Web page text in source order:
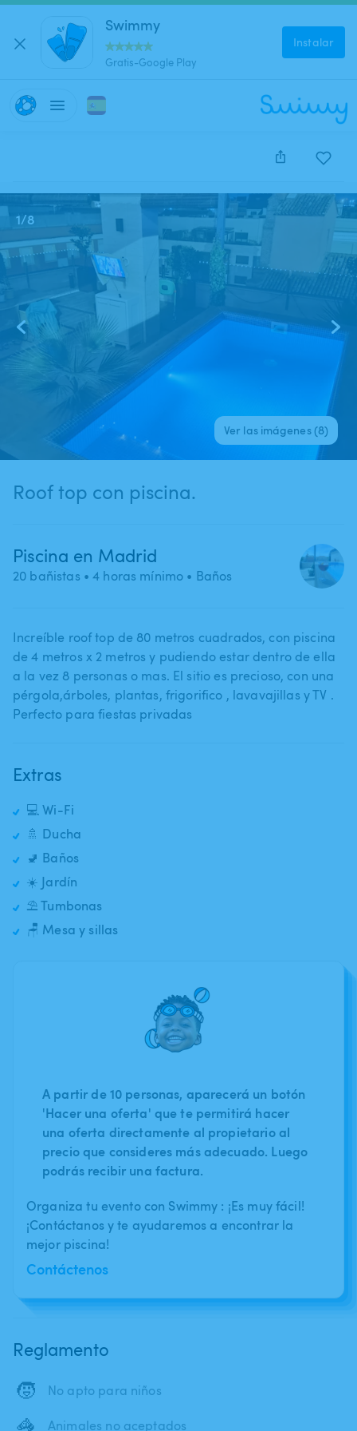
Swimmy
Gratis-Google Play
Instalar
Este anuncio está cerrado y no se puede reservar.
1/8
Ver las imágenes (8)
Roof top con piscina.
Piscina en Madrid
20 bañistas • 4 horas mínimo • Baños
Increíble roof top de 80 metros cuadrados​,​ con piscina
de 4 metros x 2 metros y pudiendo estar dentro de ella
a la vez 8 personas o mas. El sitio es precioso​,​ con una
pérgola​,​árboles​,​ plantas​,​ frigorifico ​,​ lavavajillas y TV .
Perfecto para fiestas privadas
Extras
💻 Wi-Fi
🚿 Ducha
🚽 Baños
☀️ Jardín
⛱️ Tumbonas
🪑 Mesa y sillas
A partir de 10 personas, aparecerá un botón
'Hacer una oferta' que te permitirá hacer
una oferta directamente al propietario al
precio que consideres más adecuado. Luego
podrás recibir una factura.
Organiza tu evento con Swimmy : ¡Es muy fácil!
¡Contáctanos y te ayudaremos a encontrar la
mejor piscina!
Contáctenos
Reglamento
🧒 No apto para niños
🦓 Animales no aceptados